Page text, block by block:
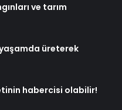
ve tarım
üreterek
habercisi olabilir!